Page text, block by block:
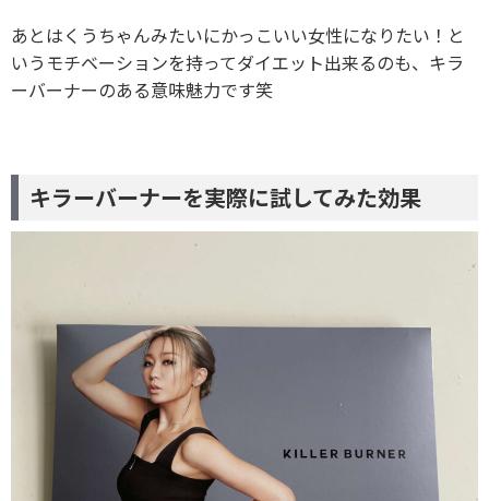
あとはくうちゃんみたいにかっこいい女性になりたい！と
いうモチベーションを持ってダイエット出来るのも、キラ
ーバーナーのある意味魅力です笑
キラーバーナーを実際に試してみた効果